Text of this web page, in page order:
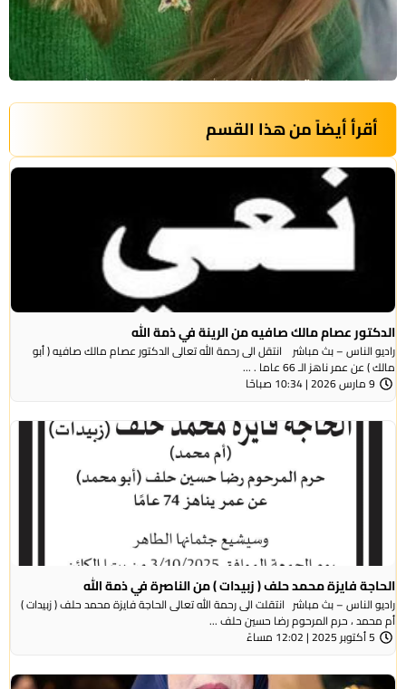
أقرأ أيضاً من هذا القسم
الدكتور عصام مالك صافيه من الرينة في ذمة الله
راديو الناس – بث مباشر انتقل الى رحمة الله تعالى الدكتور عصام مالك صافيه ( أبو
مالك ) عن عمر ناهز الـ 66 عاما . ...
9 مارس 2026 | 10:34 صباحًا
الحاجة فايزة محمد حلف ( زبيدات ) من الناصرة في ذمة الله
راديو الناس – بث مباشر انتقلت الى رحمة الله تعالى الحاجة فايزة محمد حلف ( زبيدات )
أم محمد ، حرم المرحوم رضا حسين حلف ...
5 أكتوبر 2025 | 12:02 مساءً